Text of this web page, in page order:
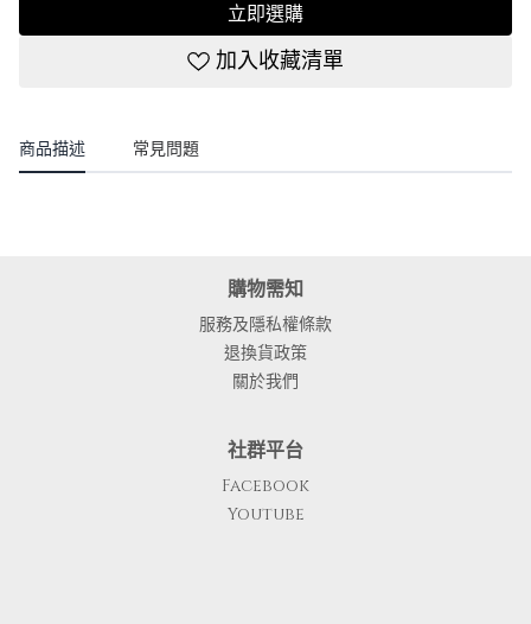
立即選購
加入收藏清單
商品描述 常見問題
購物需知
服務及隱私權條款
退換貨政策
關於我們
社群平台
Facebook
Youtube